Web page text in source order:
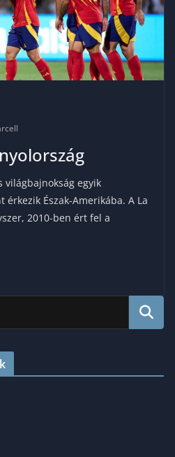
világbajnokság egyik
érkezik Észak-Amerikába. A La
2010-ben ért fel a